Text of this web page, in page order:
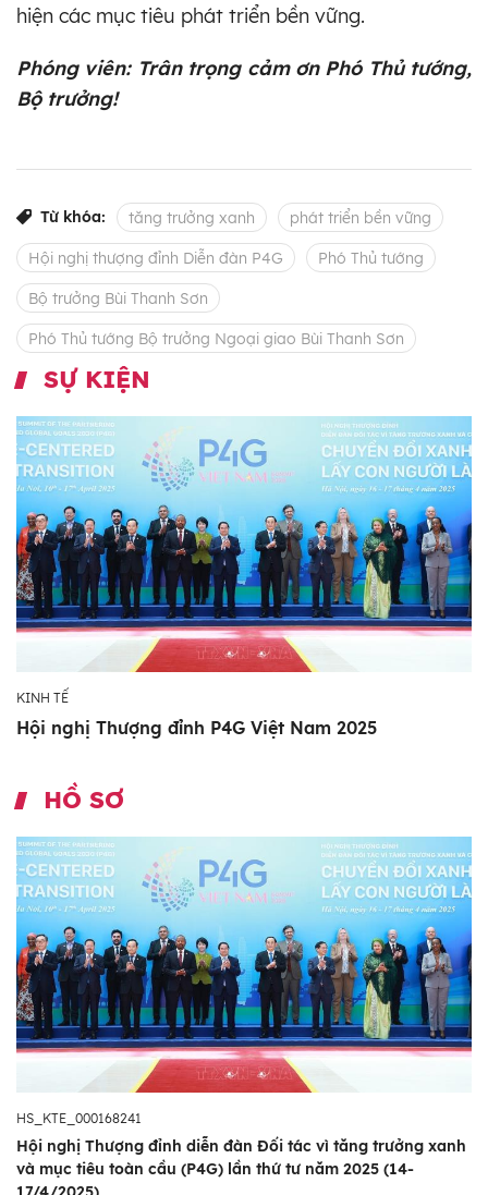
hiện các mục tiêu phát triển bền vững.
Phóng viên: Trân trọng cảm ơn Phó Thủ tướng,
Bộ trưởng!
Từ khóa: tăng trưởng xanh phát triển bền vững
Hội nghị thượng đỉnh Diễn đàn P4G Phó Thủ tướng
Bộ trưởng Bùi Thanh Sơn
Phó Thủ tướng Bộ trưởng Ngoại giao Bùi Thanh Sơn
SỰ KIỆN
KINH TẾ
Hội nghị Thượng đỉnh P4G Việt Nam 2025
HỒ SƠ
HS_KTE_000168241
Hội nghị Thượng đỉnh diễn đàn Đối tác vì tăng trưởng xanh
và mục tiêu toàn cầu (P4G) lần thứ tư năm 2025 (14-